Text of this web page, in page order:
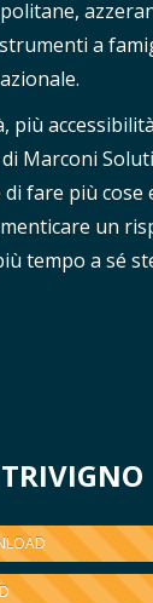
a
più
di Marconi
fare più cose
un
tempo a sé